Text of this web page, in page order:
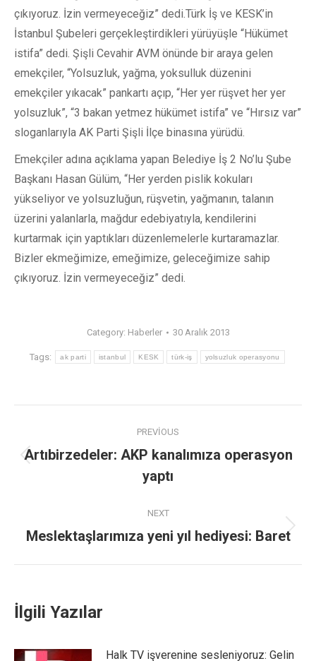
çıkıyoruz. İzin vermeyeceğiz” dedi.Türk İş ve KESK’in
İstanbul Şubeleri gerçekleştirdikleri yürüyüşle “Hükümet
istifa” dedi. Şişli Cevahir AVM önünde bir araya gelen
emekçiler, “Yolsuzluk, yağma, yoksulluk düzenini
emekçiler yıkacak” pankartı açıp, “Her yer rüşvet her yer
yolsuzluk”, “3 bakan yetmez hükümet istifa” ve “Hırsız var”
sloganlarıyla AK Parti Şişli İlçe binasına yürüdü.
Emekçiler adına açıklama yapan Belediye İş 2 No’lu Şube
Başkanı Hasan Gülüm, “Her yerden pislik kokuları
yükseliyor ve yolsuzluğun, rüşvetin, yağmanın, talanın
üzerini yalanlarla, mağdur edebiyatıyla, kendilerini
kurtarmak için yaptıkları düzenlemelerle kurtaramazlar.
Bizler ekmeğimize, emeğimize, geleceğimize sahip
çıkıyoruz. İzin vermeyeceğiz” dedi.
Category: Haberler 30 Aralık 2013
Tags: ak parti istanbul KESK türk-iş yolsuzluk operasyonu
PREVIOUS
Artıbirzedeler: AKP kanalımıza operasyon
yaptı
NEXT
Meslektaşlarımıza yeni yıl hediyesi: Baret
İlgili Yazılar
Halk TV işverenine sesleniyoruz: Gelin